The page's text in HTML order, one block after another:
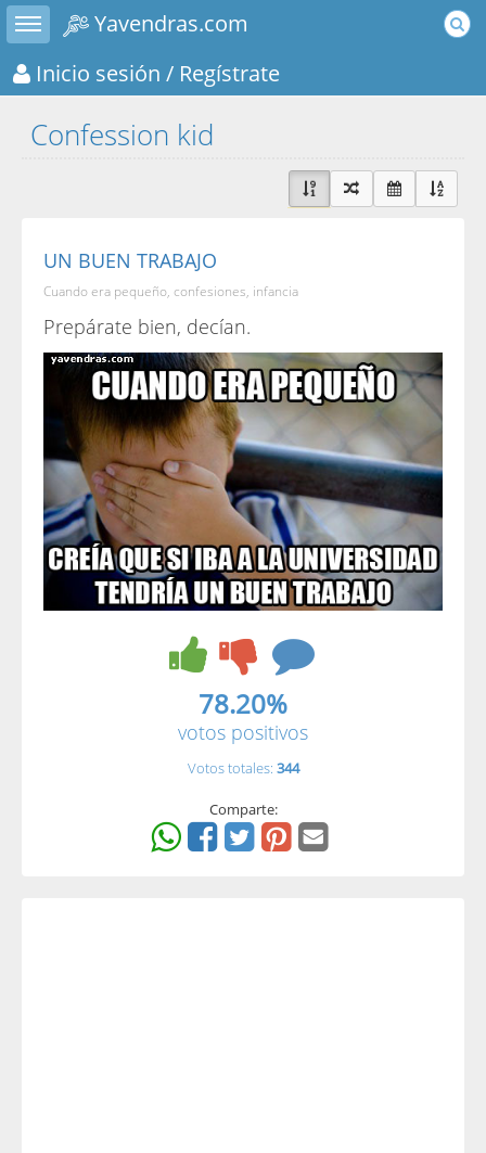
Toggle sidebar
Yavendras.com
Inicio sesión / Regístrate
Confession kid
UN BUEN TRABAJO
Cuando era pequeño, confesiones, infancia
Prepárate bien, decían.
78.20%
votos positivos
Votos totales: 344
Comparte: